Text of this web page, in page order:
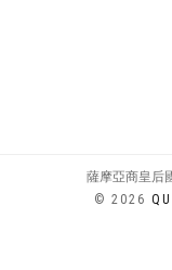
薩摩亞商皇后
© 2026